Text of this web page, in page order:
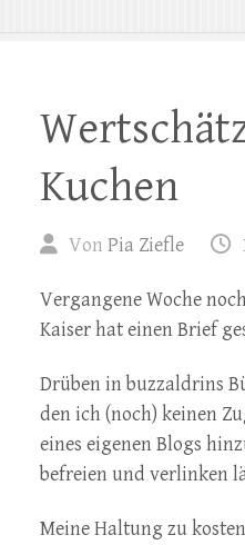
Kuchen
Von Pia Ziefle
Vergangene Woche
Kaiser hat einen Brief
Drüben in buzzaldrins
den ich (noch) keinen
eines eigenen Blogs
befreien und verlinken
Meine Haltung zu